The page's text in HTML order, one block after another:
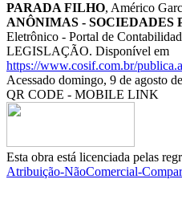
PARADA FILHO, Américo
ANÔNIMAS - SOCIEDADES
Eletrônico - Portal de
LEGISLAÇÃO. Disponível em
https://www.cosif.com.br/
Acessado domingo, 9 de agosto
QR CODE - MOBILE LINK
Esta obra está licenciada pelas
Atribuição-NãoComercial-